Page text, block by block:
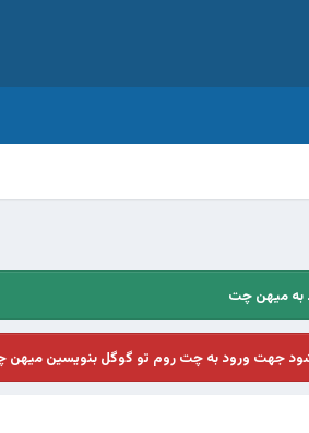
به میهن چت
جهت ورود به چت روم تو گوگل بنویسین میهن